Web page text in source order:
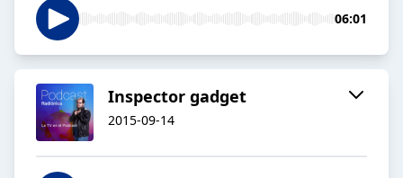
06:01
Inspector gadget
2015-09-14